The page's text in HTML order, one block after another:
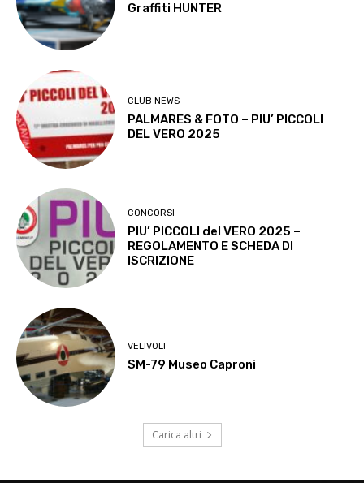
Graffiti HUNTER
CLUB NEWS
PALMARES & FOTO – PIU’ PICCOLI
DEL VERO 2025
CONCORSI
PIU’ PICCOLI del VERO 2025 –
REGOLAMENTO E SCHEDA DI
ISCRIZIONE
VELIVOLI
SM-79 Museo Caproni
Carica altri